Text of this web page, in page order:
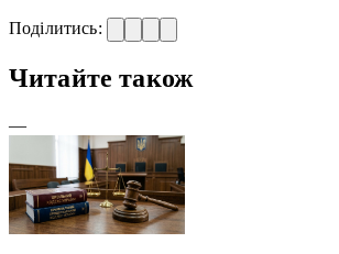
Поділитись:
Читайте також
—